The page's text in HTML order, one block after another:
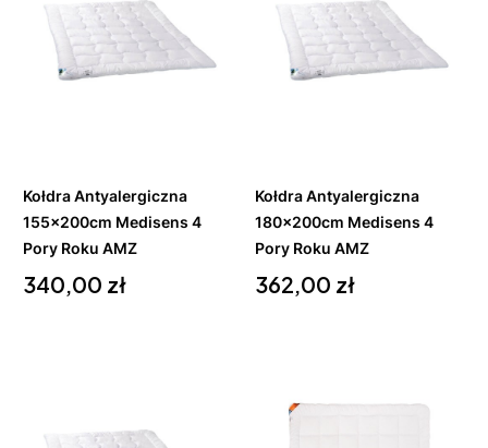
Kołdra Antyalergiczna
155x200cm Medisens 4
Pory Roku AMZ
Cena
340,00 zł
Kołdra Antyalergiczna
180x200cm Medisens 4
Pory Roku AMZ
Cena
362,00 zł